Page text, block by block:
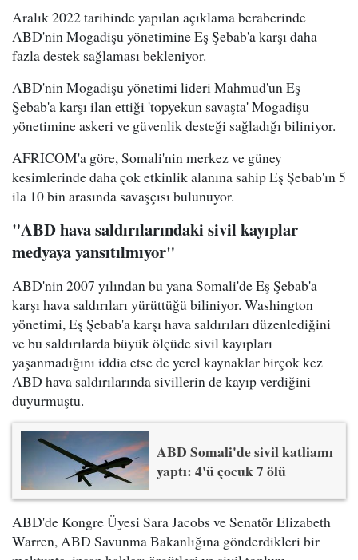
Aralık 2022 tarihinde yapılan açıklama beraberinde
ABD'nin Mogadişu yönetimine Eş Şebab'a karşı daha
fazla destek sağlaması bekleniyor.
ABD'nin Mogadişu yönetimi lideri Mahmud'un Eş
Şebab'a karşı ilan ettiği 'topyekun savaşta' Mogadişu
yönetimine askeri ve güvenlik desteği sağladığı biliniyor.
AFRICOM'a göre, Somali'nin merkez ve güney
kesimlerinde daha çok etkinlik alanına sahip Eş Şebab'ın 5
ila 10 bin arasında savaşçısı bulunuyor.
"ABD hava saldırılarındaki sivil kayıplar
medyaya yansıtılmıyor"
ABD'nin 2007 yılından bu yana Somali'de Eş Şebab'a
karşı hava saldırıları yürüttüğü biliniyor. Washington
yönetimi, Eş Şebab'a karşı hava saldırıları düzenlediğini
ve bu saldırılarda büyük ölçüde sivil kayıpları
yaşanmadığını iddia etse de yerel kaynaklar birçok kez
ABD hava saldırılarında sivillerin de kayıp verdiğini
duyurmuştu.
ABD Somali'de sivil katliamı
yaptı: 4'ü çocuk 7 ölü
ABD'de Kongre Üyesi Sara Jacobs ve Senatör Elizabeth
Warren, ABD Savunma Bakanlığına gönderdikleri bir